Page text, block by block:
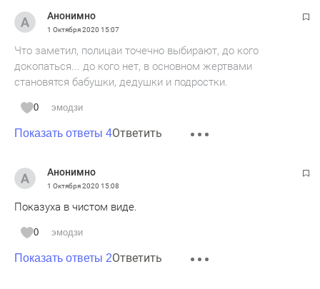
Анонимно
1 Октября 2020 15:07
Что заметил, полицаи точечно выбирают, до кого
докопаться... до кого нет, в основном жертвами
становятся бабушки, дедушки и подростки.
0 эмодзи
Показать ответы 4Ответить
Анонимно
1 Октября 2020 15:08
Показуха в чистом виде.
0 эмодзи
Показать ответы 2Ответить